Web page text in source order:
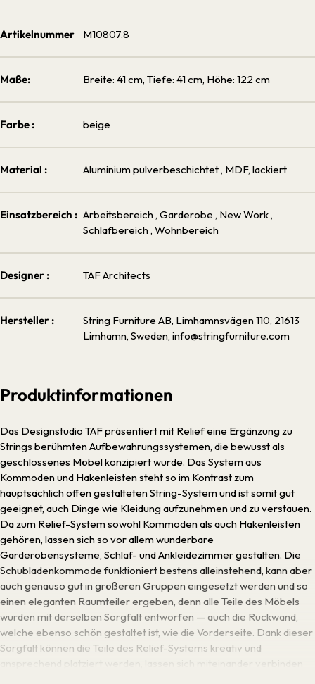
Artikelnummer M10807.8
Maße: Breite: 41 cm, Tiefe: 41 cm, Höhe: 122 cm
Farbe : beige
Material : Aluminium pulverbeschichtet , MDF, lackiert
Einsatzbereich : Arbeitsbereich , Garderobe , New Work ,
Schlafbereich , Wohnbereich
Designer : TAF Architects
Hersteller :
String Furniture AB, Limhamnsvägen 110, 21613
Limhamn, Sweden, info@stringfurniture.com
Produktinformationen
Das Designstudio TAF präsentiert mit Relief eine Ergänzung zu
Strings berühmten Aufbewahrungssystemen, die bewusst als
geschlossenes Möbel konzipiert wurde. Das System aus
Kommoden und Hakenleisten steht so im Kontrast zum
hauptsächlich offen gestalteten String-System und ist somit gut
geeignet, auch Dinge wie Kleidung aufzunehmen und zu verstauen.
Da zum Relief-System sowohl Kommoden als auch Hakenleisten
gehören, lassen sich so vor allem wunderbare
Garderobensysteme, Schlaf- und Ankleidezimmer gestalten. Die
Schubladenkommode funktioniert bestens alleinstehend, kann aber
auch genauso gut in größeren Gruppen eingesetzt werden und so
einen eleganten Raumteiler ergeben, denn alle Teile des Möbels
wurden mit derselben Sorgfalt entworfen — auch die Rückwand,
welche ebenso schön gestaltet ist, wie die Vorderseite. Dank dieser
Sorgfalt können die Teile des Relief-Systems kreativ und